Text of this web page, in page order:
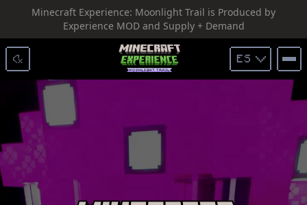
SKIP TO CONTENT
Minecraft Experience: Moonlight Trail is Produced by
Experience MOD and Supply + Demand
ES